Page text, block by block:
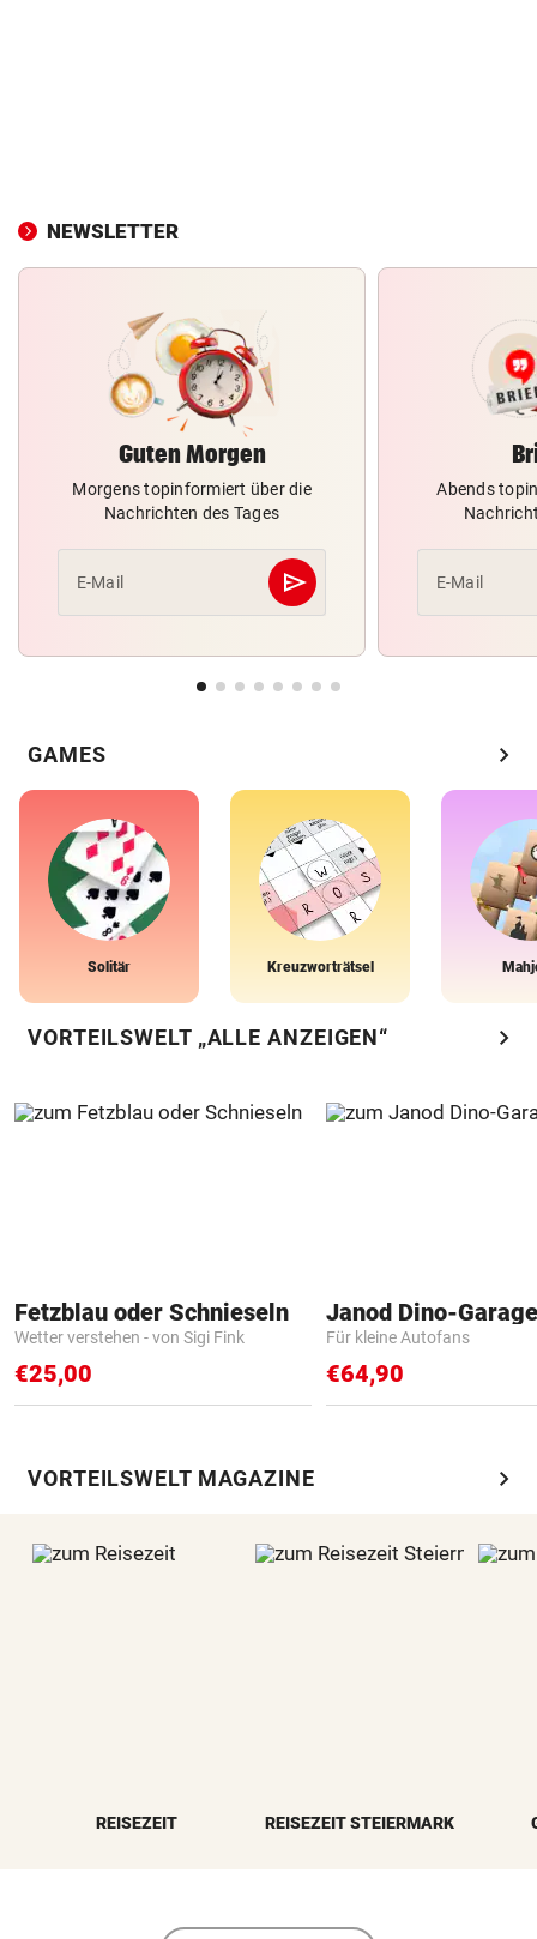
NEWSLETTER
Guten Morgen
Morgens topinformiert über die
Nachrichten des Tages
E-Mail send
Abschicken
Abends
E-Mail
GAMES chevron_right
Solitär Kreuzworträtsel
VORTEILSWELT „ALLE ANZEIGEN“ chevron_right
Fetzblau oder Schnieseln
Wetter verstehen - von Sigi Fink
€25,00
Janod Dino-Garage
Für kleine Autofans
€64,90
VORTEILSWELT MAGAZINE chevron_right
REISEZEIT REISEZEIT STEIERMARK